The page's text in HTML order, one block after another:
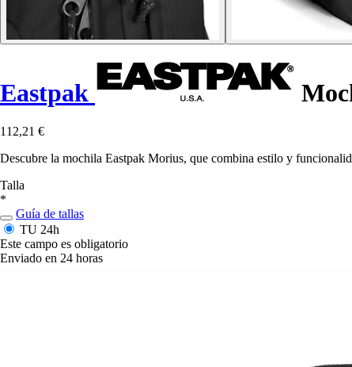
Eastpak
112,21 €
Descubre la mochila Eastpak Morius, que combina estilo y
Talla
*
Guía de tallas
TU 24h
Este campo es obligatorio
Enviado en 24 horas